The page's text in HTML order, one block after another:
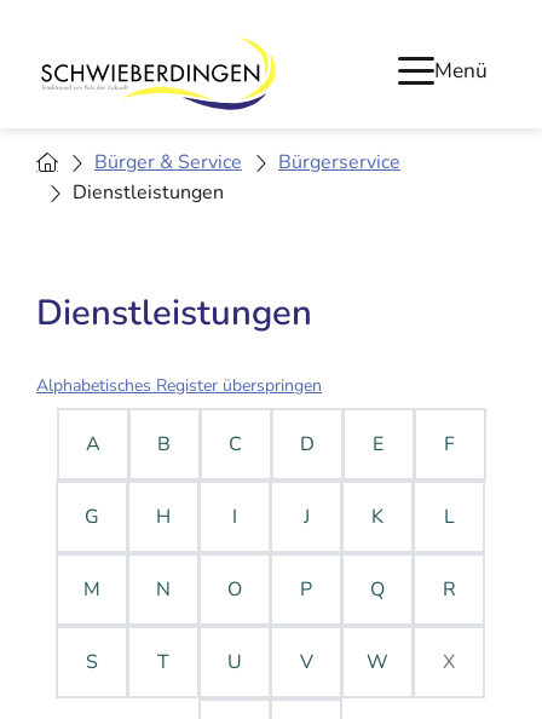
Menü
Bürger & Service
Bürgerservice
Dienstleistungen
Dienstleistungen
Alphabetisches Register überspringen
A B C D E F
G H I J K L
M N O P Q R
S T U V W X